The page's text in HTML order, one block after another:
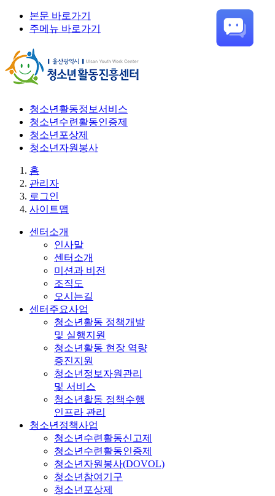
본문 바로가기
주메뉴 바로가기
청소년활동정보서비스
청소년수련활동인증제
청소년포상제
청소년자원봉사
홈
관리자
로그인
사이트맵
센터소개
인사말
센터소개
미션과 비전
조직도
오시는길
센터주요사업
청소년활동 정책개발
및 실행지원
청소년활동 현장 역량
증진지원
청소년정보자원관리
및 서비스
청소년활동 정책수행
인프라 관리
청소년정책사업
청소년수련활동신고제
청소년수련활동인증제
청소년자원봉사(DOVOL)
청소년참여기구
청소년포상제